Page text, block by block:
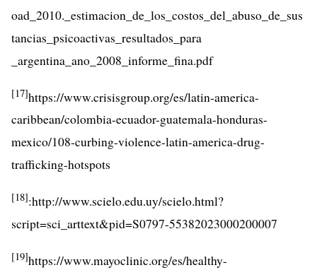
oad_2010._estimacion_de_los_costos_del_abuso_de_sus
tancias_psicoactivas_resultados_para
_argentina_ano_2008_informe_fina.pdf
[17]https://www.crisisgroup.org/es/latin-america-
caribbean/colombia-ecuador-guatemala-honduras-
mexico/108-curbing-violence-latin-america-drug-
trafficking-hotspots
[18]:http://www.scielo.edu.uy/scielo.html?
script=sci_arttext&pid=S0797-55382023000200007
[19]https://www.mayoclinic.org/es/healthy-